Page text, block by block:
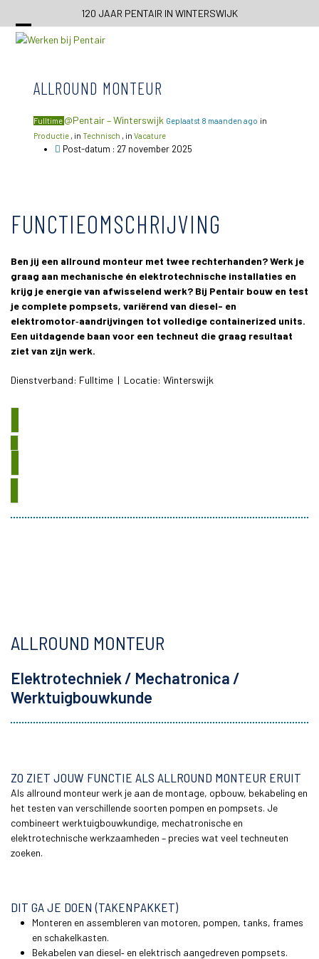
content
120 JAAR PENTAIR IN WINTERSWIJK
ALLROUND MONTEUR
Fulltime @Pentair – Winterswijk Geplaatst 8 maanden ago in
Productie , in Technisch , in Vacature
Post-datum : 27 november 2025
FUNCTIEOMSCHRIJVING
Ben jij een allround monteur met twee rechterhanden? Werk je
graag aan mechanische én elektrotechnische installaties en
krijg je energie van afwisselend werk? Bij Pentair bouw en test
je complete pompsets, variërend van diesel- en
elektromotor‑aandrijvingen tot volledige containerized units.
Een uitdagende baan voor een techneut die graag resultaat
ziet van zijn werk.
Dienstverband: Fulltime | Locatie: Winterswijk
ALLROUND MONTEUR
Elektrotechniek / Mechatronica /
Werktuigbouwkunde
ZO ZIET JOUW FUNCTIE ALS ALLROUND MONTEUR ERUIT
Als allround monteur werk je aan de montage, opbouw, bekabeling en
het testen van verschillende soorten pompen en pompsets. Je
combineert werktuigbouwkundige, mechatronische en
elektrotechnische werkzaamheden – precies wat veel techneuten
zoeken.
DIT GA JE DOEN (TAKENPAKKET)
Monteren en assembleren van motoren, pompen, tanks, frames
en schakelkasten.
Bekabelen van diesel‑ en elektrisch aangedreven pompsets.